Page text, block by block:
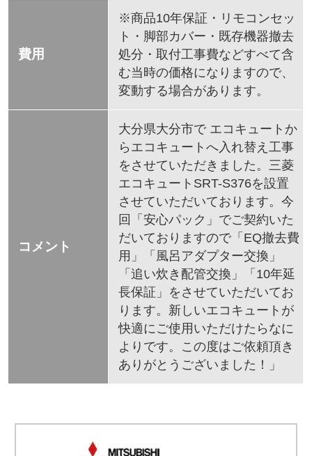
費用
※商品10年保証・リモコンセッ
ト・脚部カバー・既存機器撤去
処分・取付工事費などすべて含
む当時の価格になりますので、
変動する場合があります。
コメント
大分県大分市で エコキュートか
らエコキュートへ入れ替え工事
をさせていただきました。三菱
エコキュートSRT-S376を設置
させていただいております。今
回「安心パック」でご契約いた
だいておりますので「EQ撤去費
用」「風呂アダプター交換」
「追い炊き配管交換」「10年延
長保証」をさせていただいてお
ります。新しいエコキュートが
快適にご使用いただけたらなに
よりです。この度はご依頼頂き
ありがとうございました！」